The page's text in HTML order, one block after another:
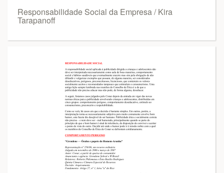
Responsabilidade Social da Empresa / Kira
Tarapanoff